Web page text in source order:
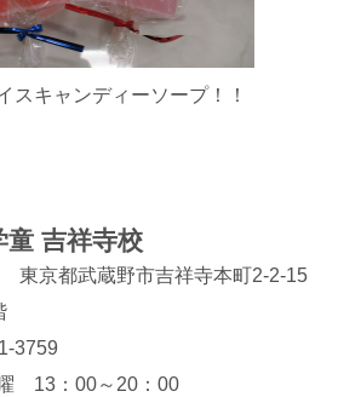
スキャンディーソープ！！
童 吉祥寺校
京都武蔵野市吉祥寺本町2-2-15
3759
13：00～20：00